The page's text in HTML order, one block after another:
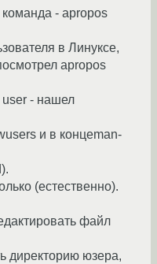
- apropos
в Линуксе,
apropos
user - нашел
и в концеman-
(естественно).
файл
директорию юзера,